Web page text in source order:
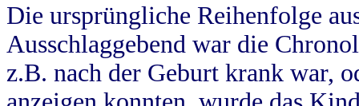
Die ursprüngliche Reihenfolge
Ausschlaggebend war die
z.B. nach der Geburt krank war,